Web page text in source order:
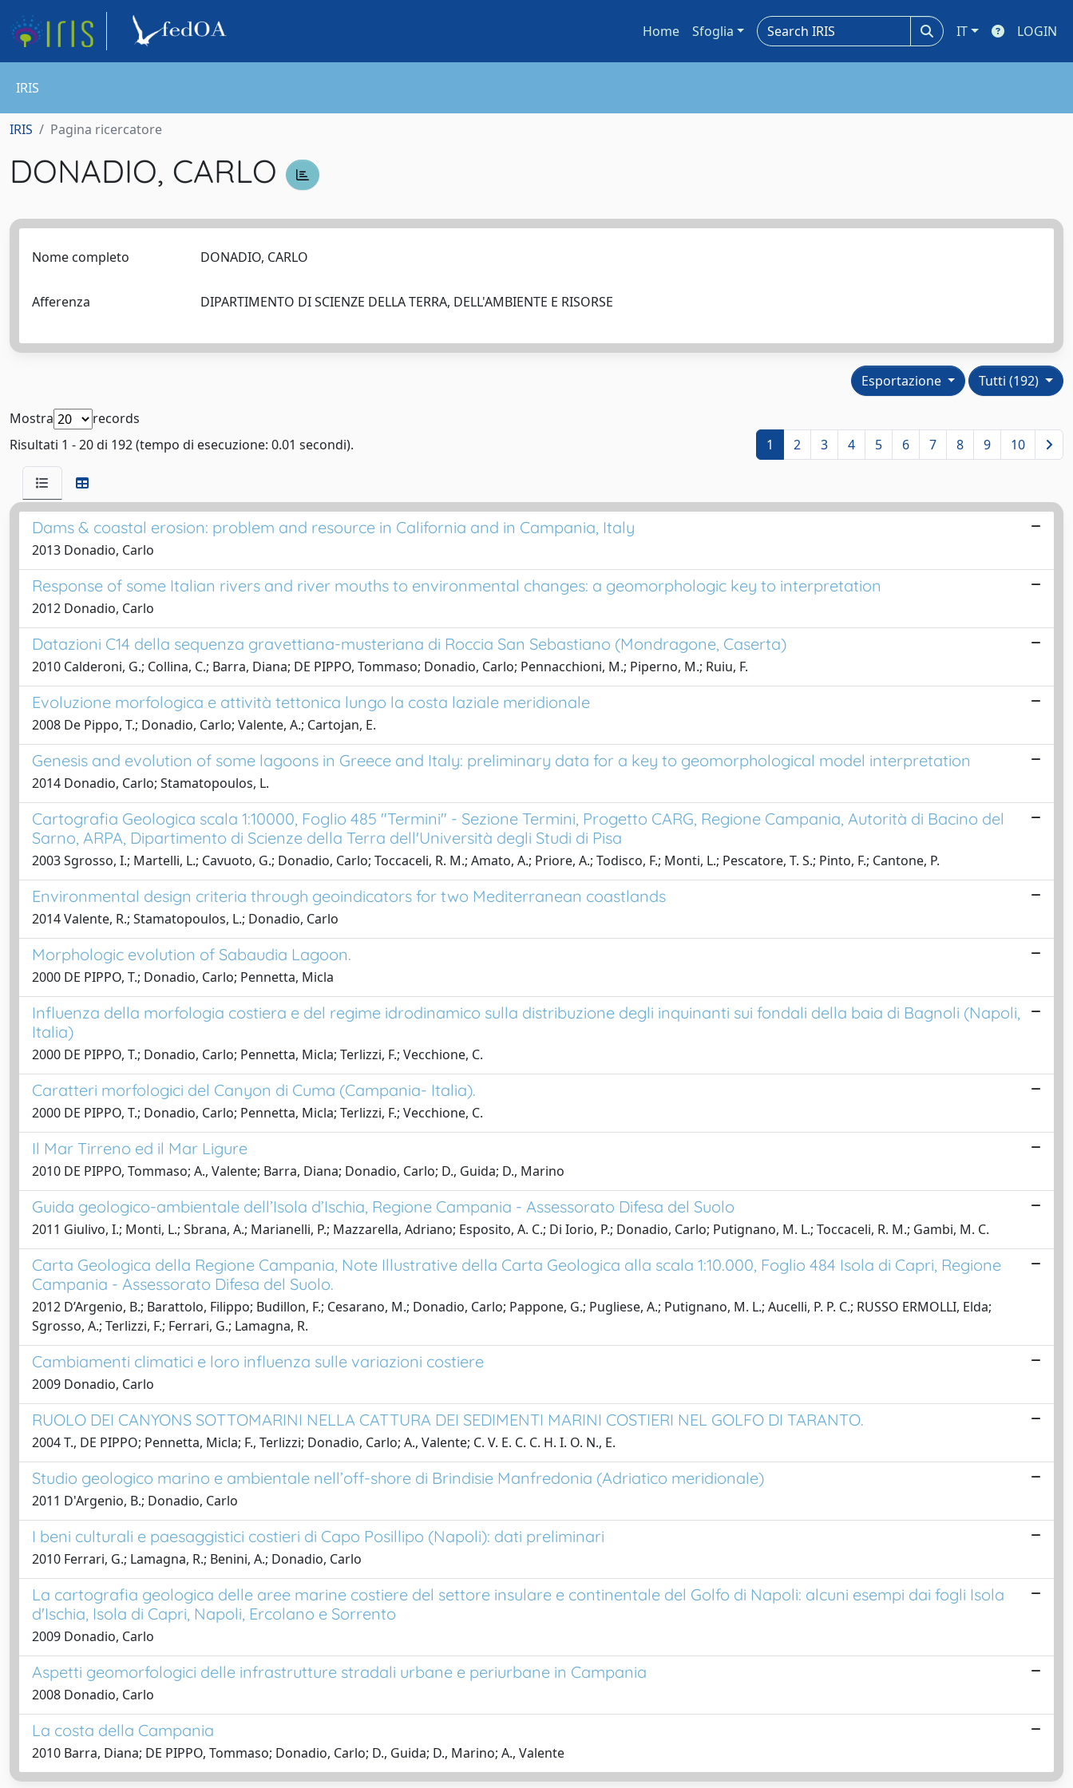
Home Sfoglia IT LOGIN
IRIS
IRIS Pagina ricercatore
DONADIO, CARLO
Nome completo DONADIO, CARLO
Afferenza DIPARTIMENTO DI SCIENZE DELLA TERRA, DELL'AMBIENTE E RISORSE
Tutti (192)
Esportazione
Mostra
records
Risultati 1 - 20 di 192 (tempo di esecuzione: 0.01 secondi).
1 2 3 4 5 6 7 8 9 10
Dams & coastal erosion: problem and resource in California and in Campania, Italy
2013 Donadio, Carlo
Response of some Italian rivers and river mouths to environmental changes: a geomorphologic key to interpretation
2012 Donadio, Carlo
Datazioni C14 della sequenza gravettiana-musteriana di Roccia San Sebastiano (Mondragone, Caserta)
2010 Calderoni, G.; Collina, C.; Barra, Diana; DE PIPPO, Tommaso; Donadio, Carlo; Pennacchioni, M.; Piperno, M.; Ruiu, F.
Evoluzione morfologica e attività tettonica lungo la costa laziale meridionale
2008 De Pippo, T.; Donadio, Carlo; Valente, A.; Cartojan, E.
Genesis and evolution of some lagoons in Greece and Italy: preliminary data for a key to geomorphological model interpretation
2014 Donadio, Carlo; Stamatopoulos, L.
Cartografia Geologica scala 1:10000, Foglio 485 "Termini" - Sezione Termini, Progetto CARG, Regione Campania, Autorità di Bacino del
Sarno, ARPA, Dipartimento di Scienze della Terra dell'Università degli Studi di Pisa
2003 Sgrosso, I.; Martelli, L.; Cavuoto, G.; Donadio, Carlo; Toccaceli, R. M.; Amato, A.; Priore, A.; Todisco, F.; Monti, L.; Pescatore, T. S.; Pinto, F.; Cantone, P.
Environmental design criteria through geoindicators for two Mediterranean coastlands
2014 Valente, R.; Stamatopoulos, L.; Donadio, Carlo
Morphologic evolution of Sabaudia Lagoon.
2000 DE PIPPO, T.; Donadio, Carlo; Pennetta, Micla
Influenza della morfologia costiera e del regime idrodinamico sulla distribuzione degli inquinanti sui fondali della baia di Bagnoli (Napoli,
Italia)
2000 DE PIPPO, T.; Donadio, Carlo; Pennetta, Micla; Terlizzi, F.; Vecchione, C.
Caratteri morfologici del Canyon di Cuma (Campania- Italia).
2000 DE PIPPO, T.; Donadio, Carlo; Pennetta, Micla; Terlizzi, F.; Vecchione, C.
Il Mar Tirreno ed il Mar Ligure
2010 DE PIPPO, Tommaso; A., Valente; Barra, Diana; Donadio, Carlo; D., Guida; D., Marino
Guida geologico-ambientale dell’Isola d’Ischia, Regione Campania - Assessorato Difesa del Suolo
2011 Giulivo, I.; Monti, L.; Sbrana, A.; Marianelli, P.; Mazzarella, Adriano; Esposito, A. C.; Di Iorio, P.; Donadio, Carlo; Putignano, M. L.; Toccaceli, R. M.; Gambi, M. C.
Carta Geologica della Regione Campania, Note Illustrative della Carta Geologica alla scala 1:10.000, Foglio 484 Isola di Capri, Regione
Campania - Assessorato Difesa del Suolo.
2012 D’Argenio, B.; Barattolo, Filippo; Budillon, F.; Cesarano, M.; Donadio, Carlo; Pappone, G.; Pugliese, A.; Putignano, M. L.; Aucelli, P. P. C.; RUSSO ERMOLLI, Elda;
Sgrosso, A.; Terlizzi, F.; Ferrari, G.; Lamagna, R.
Cambiamenti climatici e loro influenza sulle variazioni costiere
2009 Donadio, Carlo
RUOLO DEI CANYONS SOTTOMARINI NELLA CATTURA DEI SEDIMENTI MARINI COSTIERI NEL GOLFO DI TARANTO.
2004 T., DE PIPPO; Pennetta, Micla; F., Terlizzi; Donadio, Carlo; A., Valente; C. V. E. C. C. H. I. O. N., E.
Studio geologico marino e ambientale nell’off-shore di Brindisie Manfredonia (Adriatico meridionale)
2011 D'Argenio, B.; Donadio, Carlo
I beni culturali e paesaggistici costieri di Capo Posillipo (Napoli): dati preliminari
2010 Ferrari, G.; Lamagna, R.; Benini, A.; Donadio, Carlo
La cartografia geologica delle aree marine costiere del settore insulare e continentale del Golfo di Napoli: alcuni esempi dai fogli Isola
d'Ischia, Isola di Capri, Napoli, Ercolano e Sorrento
2009 Donadio, Carlo
Aspetti geomorfologici delle infrastrutture stradali urbane e periurbane in Campania
2008 Donadio, Carlo
La costa della Campania
2010 Barra, Diana; DE PIPPO, Tommaso; Donadio, Carlo; D., Guida; D., Marino; A., Valente